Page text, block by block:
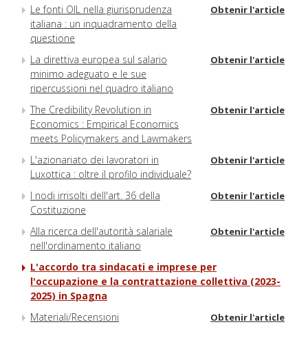
Le fonti OIL nella giurisprudenza
italiana : un inquadramento della
questione
Obtenir l'article
La direttiva europea sul salario
minimo adeguato e le sue
ripercussioni nel quadro italiano
Obtenir l'article
The Credibility Revolution in
Economics : Empirical Economics
meets Policymakers and Lawmakers
Obtenir l'article
L'azionariato dei lavoratori in
Luxottica : oltre il profilo individuale?
Obtenir l'article
I nodi irrisolti dell'art. 36 della
Costituzione
Obtenir l'article
Alla ricerca dell'autorità salariale
nell'ordinamento italiano
Obtenir l'article
L'accordo tra sindacati e imprese per
l'occupazione e la contrattazione collettiva (2023-
2025) in Spagna
Materiali/Recensioni
Obtenir l'article